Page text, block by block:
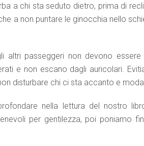
a chi sta seduto dietro, prima di
a non puntare le ginocchia nello
altri passeggeri non devono
e non escano dagli auricolari.
disturbare chi ci sta accanto e
nella lettura del nostro
per gentilezza, poi poniamo